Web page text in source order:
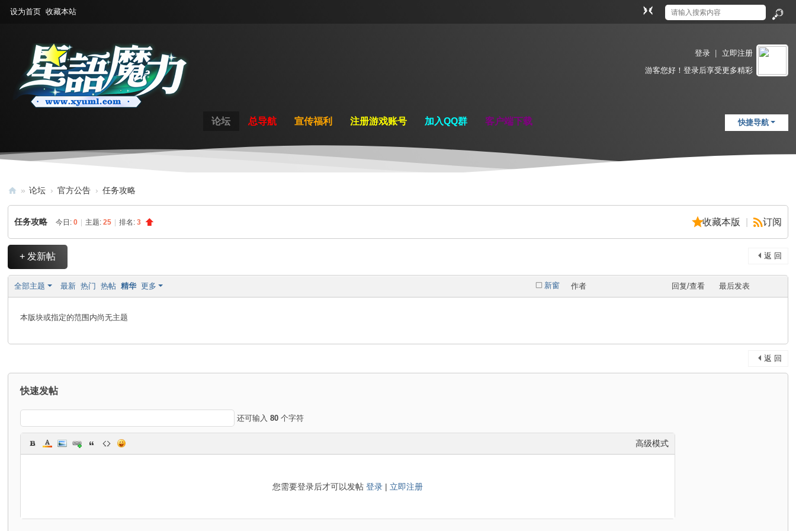
设为首页 收藏本站
索
登录
立即注册
游客您好！登录后享受更多精彩
快捷导航
论坛 总导航 宣传福利 注册游戏账号 加入QQ群 客户端下载
星
语
魔
宝
交
» 论坛 › 官方公告 › 任务攻略
收藏本版 订阅
任务攻略 今日:0 主题:25 排名:3
返 回
+ 发新帖
新窗
全部主题 最新 热门 热帖 精华 更多 作者 回复/查看 最后发表
本版块或指定的范围内尚无主题
返 回
快速发帖
还可输入80 个字符
高级模式
您需要登录后才可以发帖 登录| 立即注册